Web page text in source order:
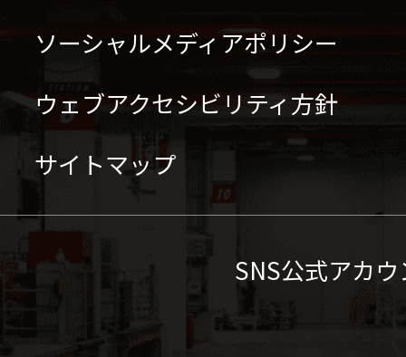
ソーシャルメディアポリシー
ウェブアクセシビリティ方針
サイトマップ
SNS公式アカ